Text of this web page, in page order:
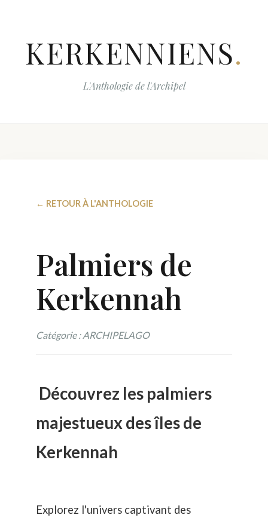
KERKENNIENS.
L'Anthologie de l'Archipel
← RETOUR À L'ANTHOLOGIE
Palmiers de
Kerkennah
Catégorie : ARCHIPELAGO
Découvrez les palmiers
majestueux des îles de
Kerkennah
Explorez l'univers captivant des